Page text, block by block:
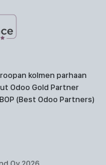
kolmen parhaan
Odoo Gold Partner
(Best Odoo Partners)
Oy 2026